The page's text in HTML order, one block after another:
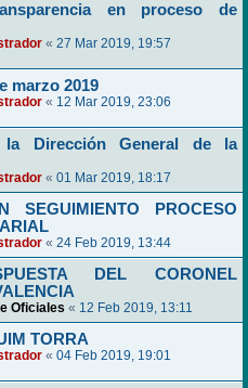
en proceso de
« 27 Mar 2019, 19:57
marzo 2019
« 12 Mar 2019, 23:06
la Dirección General de la
« 01 Mar 2019, 18:17
SEGUIMIENTO PROCESO
« 24 Feb 2019, 13:44
DEL CORONEL
Oficiales « 12 Feb 2019, 13:11
TORRA
« 04 Feb 2019, 19:01